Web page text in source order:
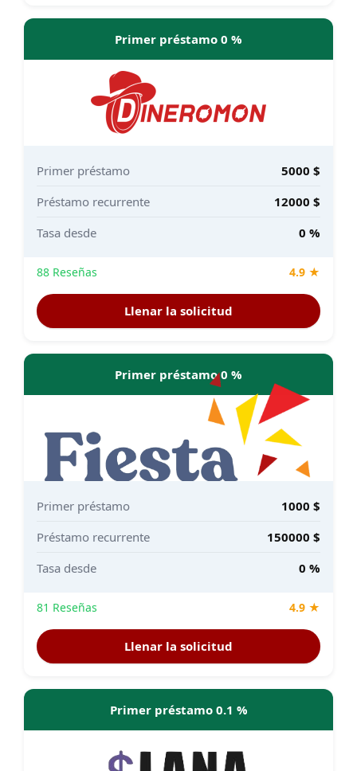
Primer préstamo 0 %
Primer préstamo
5000 $
Préstamo recurrente
12000 $
Tasa desde
0 %
88 Reseñas 4.9 ★
Llenar la solicitud
Primer préstamo 0 %
Primer préstamo
1000 $
Préstamo recurrente
150000 $
Tasa desde
0 %
81 Reseñas 4.9 ★
Llenar la solicitud
Primer préstamo 0.1 %